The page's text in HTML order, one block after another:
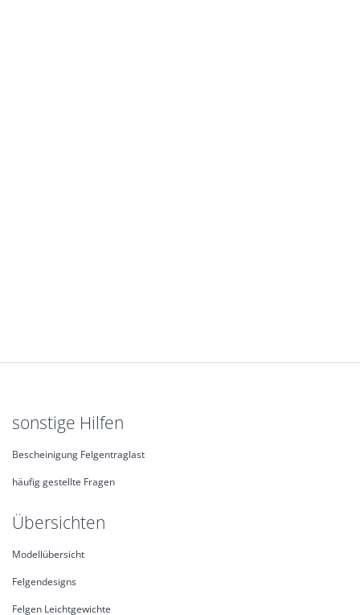
sonstige Hilfen
Bescheinigung Felgentraglast
häufig gestellte Fragen
Übersichten
Modellübersicht
Felgendesigns
Felgen Leichtgewichte